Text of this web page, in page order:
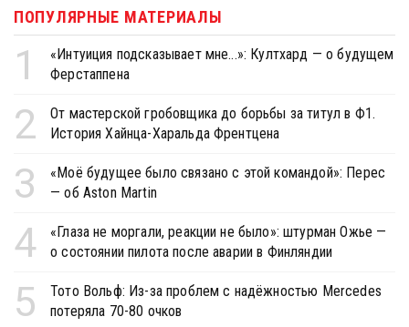
ПОПУЛЯРНЫЕ МАТЕРИАЛЫ
1
«Интуиция подсказывает мне...»: Култхард — о будущем
Ферстаппена
2
От мастерской гробовщика до борьбы за титул в Ф1.
История Хайнца-Харальда Френтцена
3
«Моё будущее было связано с этой командой»: Перес
— об Aston Martin
4
«Глаза не моргали, реакции не было»: штурман Ожье —
о состоянии пилота после аварии в Финляндии
5
Тото Вольф: Из-за проблем с надёжностью Mercedes
потеряла 70-80 очков